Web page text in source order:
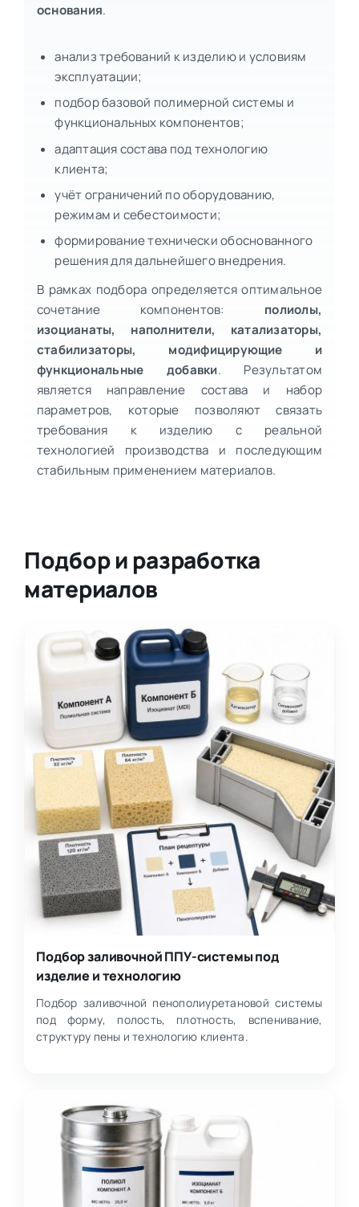
основания.
анализ требований к изделию и условиям
эксплуатации;
подбор базовой полимерной системы и
функциональных компонентов;
адаптация состава под технологию
клиента;
учёт ограничений по оборудованию,
режимам и себестоимости;
формирование технически обоснованного
решения для дальнейшего внедрения.
В рамках подбора определяется оптимальное
сочетание компонентов: полиолы,
изоцианаты, наполнители, катализаторы,
стабилизаторы, модифицирующие и
функциональные добавки. Результатом
является направление состава и набор
параметров, которые позволяют связать
требования к изделию с реальной
технологией производства и последующим
стабильным применением материалов.
Подбор и разработка
материалов
Подбор заливочной ППУ-системы под
изделие и технологию
Подбор заливочной пенополиуретановой системы
под форму, полость, плотность, вспенивание,
структуру пены и технологию клиента.